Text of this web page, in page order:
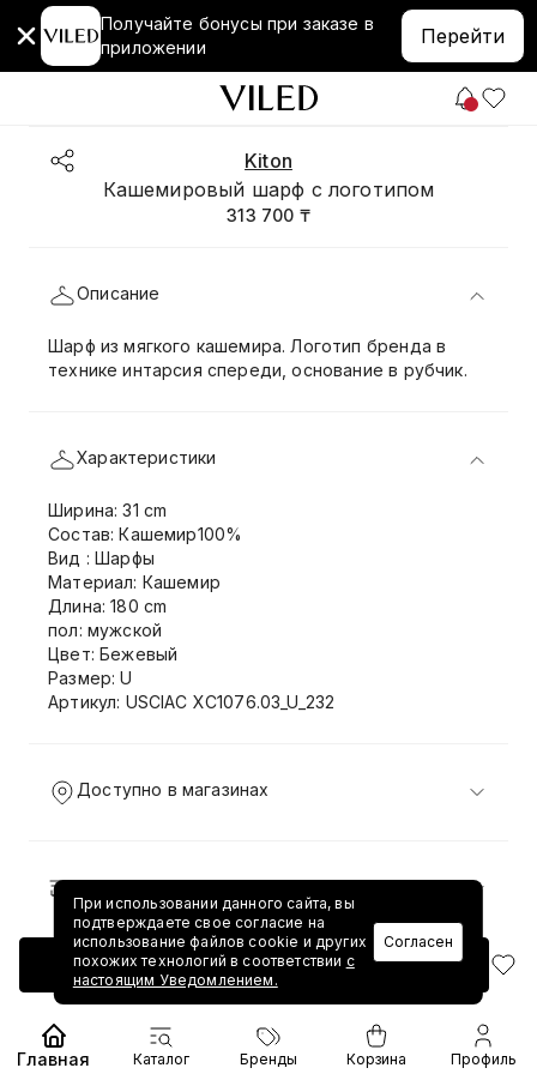
Получайте бонусы при заказе в
приложении
Перейти
Kiton
Кашемировый шарф с логотипом
313 700 ₸
Добавить в корзину
Описание
Шарф из мягкого кашемира. Логотип бренда в
технике интарсия спереди, основание в рубчик.
Характеристики
Ширина: 31 cm
Состав: Кашемир100%
Вид : Шарфы
Материал: Кашемир
Длина: 180 cm
пол: мужской
Цвет: Бежевый
Размер: U
Артикул: USCIAC XC1076.03_U_232
Доступно в магазинах
Доставка и возврат
При использовании данного сайта, вы
подтверждаете свое согласие на
использование файлов cookie и других
похожих технологий в соответствии с
настоящим Уведомлением.
Согласен
Главная Каталог Бренды Корзина Профиль